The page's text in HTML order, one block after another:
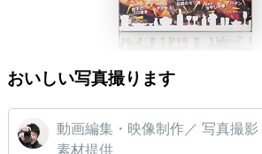
おいしい写真撮ります